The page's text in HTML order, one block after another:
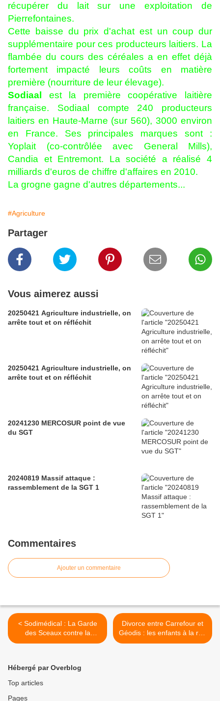
récupérer du lait sur une exploitation de
Pierrefontaines.
Cette baisse du prix d'achat est un coup dur
supplémentaire pour ces producteurs laitiers. La
flambée du cours des céréales a en effet déjà
fortement impacté leurs coûts en matière
première (nourriture de leur élevage).
Sodiaal
est la première coopérative laitière
française. Sodiaal compte 240 producteurs
laitiers en Haute-Marne (sur 560), 3000 environ
en France. Ses principales marques sont :
Yoplait (co-contrôlée avec General Mills),
Candia et Entremont. La société a réalisé 4
milliards d'euros de chiffre d'affaires en 2010.
La grogne gagne d'autres départements...
#Agriculture
Partager
Vous aimerez aussi
20250421 Agriculture industrielle, on
arrête tout et on réfléchit
20250421 Agriculture industrielle, on
arrête tout et on réfléchit
20241230 MERCOSUR point de vue
du SGT
20240819 Massif attaque :
rassemblement de la SGT 1
Commentaires
Ajouter un commentaire
< Sodimédical : La Garde
des Sceaux contre la
liquidation
Divorce entre Carrefour et
Géodis : les enfants à la rue
>
Hébergé par Overblog
Top articles
Pages